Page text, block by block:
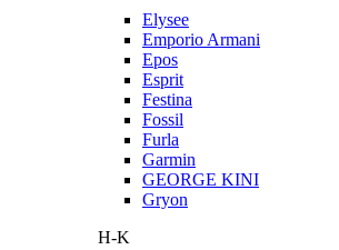
Elysee
Emporio Armani
Epos
Esprit
Festina
Fossil
Furla
Garmin
GEORGE KINI
Gryon
H-K